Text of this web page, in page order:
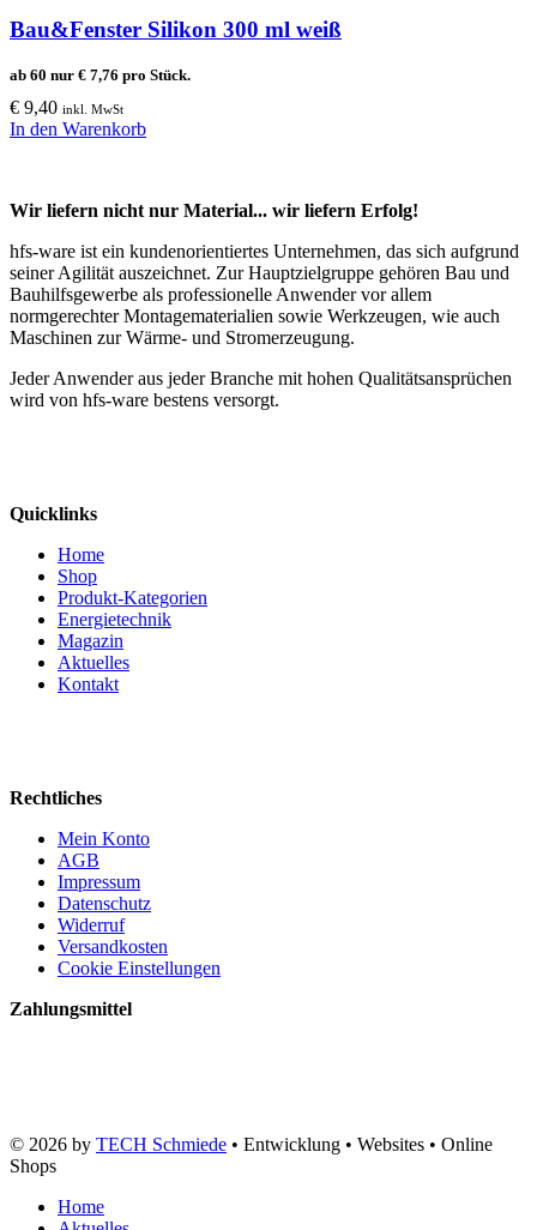
Bau&Fenster Silikon 300 ml weiß
ab 60 nur € 7,76 pro Stück.
€ 9,40 inkl. MwSt
In den Warenkorb
Wir liefern nicht nur Material... wir liefern Erfolg!
hfs-ware ist ein kundenorientiertes Unternehmen, das sich aufgrund
seiner Agilität auszeichnet. Zur Hauptzielgruppe gehören Bau und
Bauhilfsgewerbe als professionelle Anwender vor allem
normgerechter Montagematerialien sowie Werkzeugen, wie auch
Maschinen zur Wärme- und Stromerzeugung.
Jeder Anwender aus jeder Branche mit hohen Qualitätsansprüchen
wird von hfs-ware bestens versorgt.
Quicklinks
Home
Shop
Produkt-Kategorien
Energietechnik
Magazin
Aktuelles
Kontakt
Rechtliches
Mein Konto
AGB
Impressum
Datenschutz
Widerruf
Versandkosten
Cookie Einstellungen
Zahlungsmittel
© 2026 by TECH Schmiede • Entwicklung • Websites • Online
Shops
Home